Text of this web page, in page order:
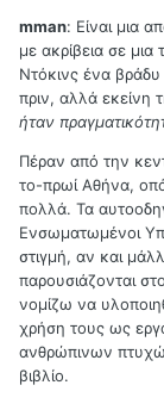
mman: Είναι μια
με ακρίβεια σε
Ντόκινς ένα
πριν, αλλά εκείνη
ήταν
Πέραν από την
το-πρωί Αθήνα,
πολλά. Τα
Ενσωματωμένοι
στιγμή, αν και
παρουσιάζονται
νομίζω να
χρήση τους ως
ανθρώπινων
βιβλίο.